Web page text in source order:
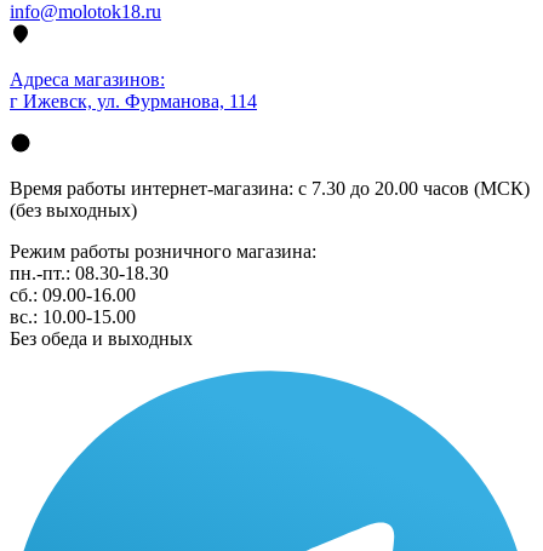
info@molotok18.ru
Адреса магазинов:
г Ижевск, ул. Фурманова, 114
Время работы интернет-магазина: с 7.30 до 20.00 часов (МСК)
(без выходных)
Режим работы розничного магазина:
пн.-пт.: 08.30-18.30
сб.: 09.00-16.00
вс.: 10.00-15.00
Без обеда и выходных